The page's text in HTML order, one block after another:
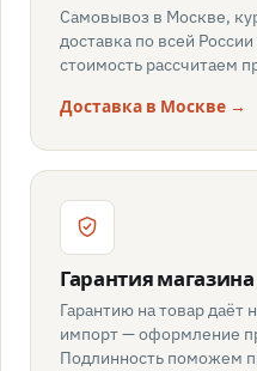
Самовывоз в Москве,
доставка по всей
стоимость рассчитаем
Доставка в Москве →
Гарантия
Гарантию на товар даёт
импорт — оформление
Подлинность поможем